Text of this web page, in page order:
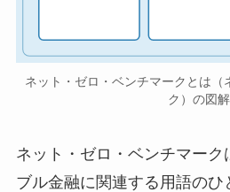
ネット・ゼロ・ベンチマークとは（
ク）の図解
ネット・ゼロ・ベンチマーク
ブル金融に関連する用語のひ